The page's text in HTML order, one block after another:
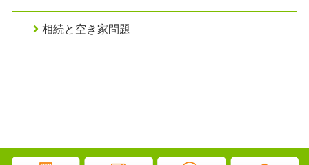
相続と空き家問題